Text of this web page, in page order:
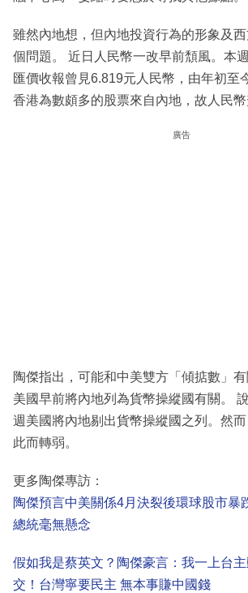
雖然內地想，但內地投資行為的形象及
個問題。 近日人民幣一改早前頹風。本
匯價收報曾見6.819元人民幣，由年初至
香港為數頗多的股票來自內地，故人民幣
廣告
陶傑指出，可能和中美雙方「傾掂數」
美國早前將內地列為貨幣操縱國有關。
週美國將內地剔出貨幣操縱國之列。然
此而轉弱。
更多陶傑專訪：
陶傑預言中美關係4月決裂後環球股市暴
總統毫無懸念
假如我是蔡英文？陶傑豪言：我一上台
交！台灣寧要民主 無本事賺中國錢